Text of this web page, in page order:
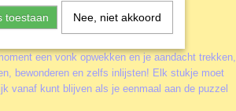
niet met een bittere nasmaak!
een vonk opwekken en je aandacht trekken,
bewonderen en zelfs inlijsten! Elk stukje moet
vanaf kunt blijven als je eenmaal aan de puzzel
toestaan Nee, niet akkoord